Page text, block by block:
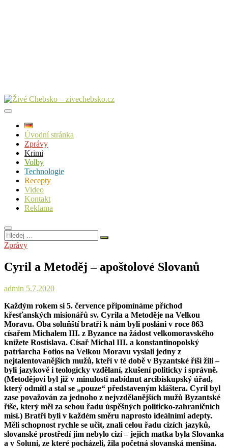
Úvodní stránka
Zprávy
Krimi
Volby
Technologie
Recepty
Video
Kontakt
Reklama
Hledej
…
Zprávy
Cyril a Metoděj – apoštolové Slovanů
admin 5.7.2020
Každým rokem si 5. července připomínáme příchod
křesťanských misionářů sv. Cyrila a Metoděje na Velkou
Moravu. Oba soluňští bratři k nám byli posláni v roce 863
císařem Michalem III. z Byzance na žádost velkomoravského
knížete Rostislava. Císař Michal III. a konstantinopolský
patriarcha Fotios na Velkou Moravu vyslali jedny z
nejtalentovanějších mužů, kteří v té době v Byzantské říši žili –
byli jazykově i teologicky vzdělaní, zkušení politicky i správně.
(Metodějovi byl již v minulosti nabídnut arcibiskupský úřad,
který odmítl a stal se „pouze“ představeným kláštera. Cyril byl
zase považován za jednoho z nejvzdělanějších mužů Byzantské
říše, který měl za sebou řadu úspěšných politicko-zahraničních
misí.) Bratři byli v každém směru naprosto ideálními adepty.
Měli schopnost rychle se učit, znali celou řadu cizích jazyků,
slovanské prostředí jim nebylo cizí – jejich matka byla Slovanka
a v Soluni, ze které pocházeli, žila početná slovanská menšina.